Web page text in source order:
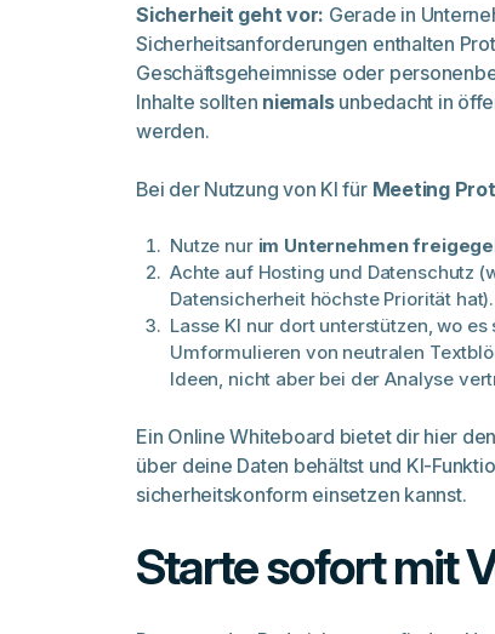
Sicherheit geht vor: Gerade in
Sicherheitsanforderungen enthalten
Geschäftsgeheimnisse oder
Inhalte sollten niemalsunbedacht in
werden.
Bei der Nutzung von KI für Meeting
Nutze nur im Unternehmen
Achte auf Hosting und Datenschutz
Datensicherheit höchste Priorität hat).
Lasse KI nur dort unterstützen, wo
Umformulieren von neutralen
Ideen, nicht aber bei der Analyse
Ein Online Whiteboard bietet dir hier
über deine Daten behältst und KI-
sicherheitskonform einsetzen kannst.
Starte sofort mit